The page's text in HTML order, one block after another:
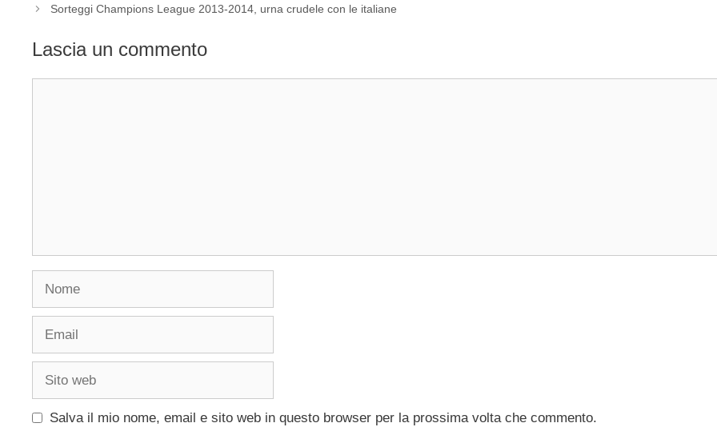
Sorteggi Champions League 2013-2014, urna crudele con le italiane
Lascia un commento
Salva il mio nome, email e sito web in questo browser per la prossima volta che commento.